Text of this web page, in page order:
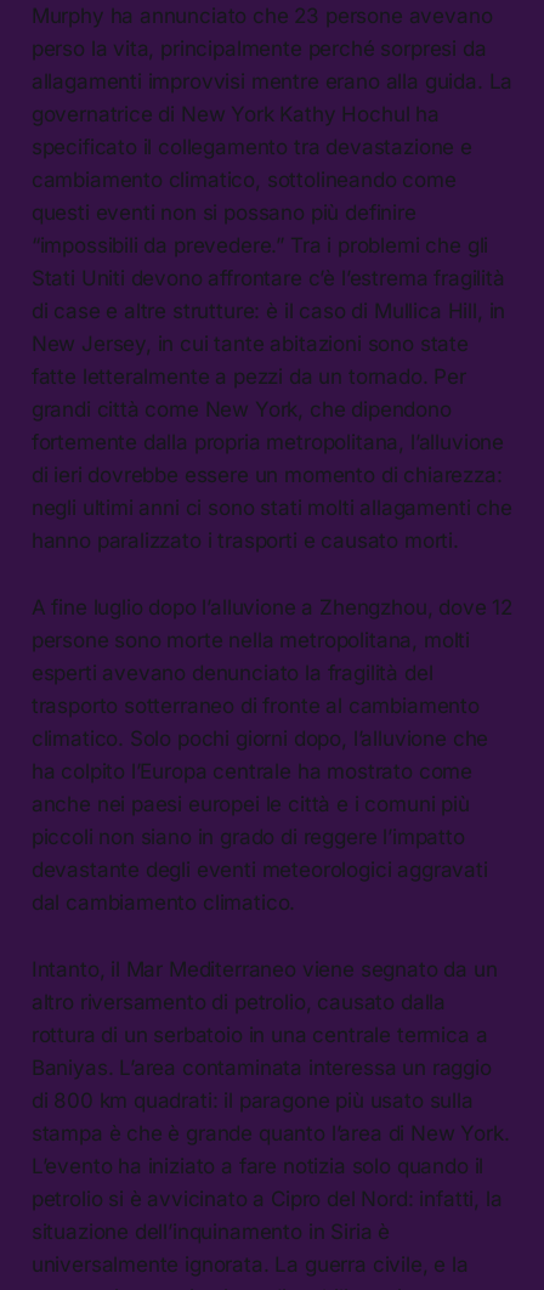
Murphy ha annunciato che 23 persone avevano
perso la vita, principalmente perché sorpresi da
allagamenti improvvisi mentre erano alla guida. La
governatrice di New York Kathy Hochul ha
specificato il collegamento tra devastazione e
cambiamento climatico, sottolineando come
questi eventi non si possano più definire
“impossibili da prevedere.” Tra i problemi che gli
Stati Uniti devono affrontare c’è l’estrema fragilità
di case e altre strutture: è il caso di Mullica Hill, in
New Jersey, in cui tante abitazioni sono state
fatte letteralmente a pezzi da un tornado. Per
grandi città come New York, che dipendono
fortemente dalla propria metropolitana, l’alluvione
di ieri dovrebbe essere un momento di chiarezza:
negli ultimi anni ci sono stati molti allagamenti che
hanno paralizzato i trasporti e causato morti.
A fine luglio dopo l’alluvione a Zhengzhou, dove 12
persone sono morte nella metropolitana, molti
esperti avevano denunciato la fragilità del
trasporto sotterraneo di fronte al cambiamento
climatico. Solo pochi giorni dopo, l’alluvione che
ha colpito l’Europa centrale ha mostrato come
anche nei paesi europei le città e i comuni più
piccoli non siano in grado di reggere l’impatto
devastante degli eventi meteorologici aggravati
dal cambiamento climatico.
Intanto, il Mar Mediterraneo viene segnato da un
altro riversamento di petrolio, causato dalla
rottura di un serbatoio in una centrale termica a
Baniyas. L’area contaminata interessa un raggio
di 800 km quadrati: il paragone più usato sulla
stampa è che è grande quanto l’area di New York.
L’evento ha iniziato a fare notizia solo quando il
petrolio si è avvicinato a Cipro del Nord: infatti, la
situazione dell’inquinamento in Siria è
universalmente ignorata. La guerra civile, e la